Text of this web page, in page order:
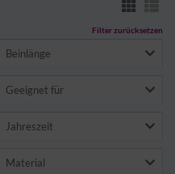
Filter zurücksetzen
Beinlänge
Geeignet für
Jahreszeit
Material